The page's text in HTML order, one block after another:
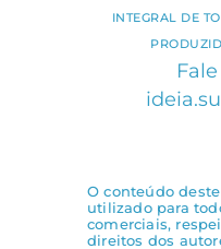
INTEGRAL DE
O conteúdo
utilizado para
comerciais,
direitos dos